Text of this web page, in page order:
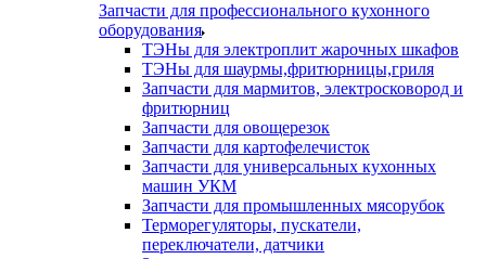
Запчасти для профессионального кухонного
оборудования
ТЭНы для электроплит жарочных шкафов
ТЭНы для шаурмы,фритюрницы,гриля
Запчасти для мармитов, электросковород и
фритюрниц
Запчасти для овощерезок
Запчасти для картофелечисток
Запчасти для универсальных кухонных
машин УКМ
Запчасти для промышленных мясорубок
Терморегуляторы, пускатели,
переключатели, датчики